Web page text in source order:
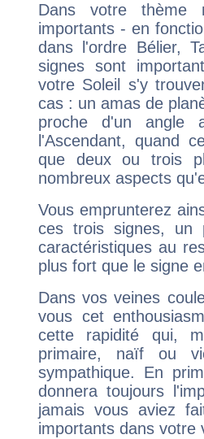
Dans votre thème
importants - en
dans l'ordre Bélier,
signes sont
votre Soleil s'y
cas : un amas de
proche d'un
l'Ascendant, quand
que deux ou trois
nombreux aspects
Vous emprunterez
ces trois signes, un
caractéristiques au
plus fort que le signe
Dans vos veines
vous cet
cette rapidité qui,
primaire, naïf ou
sympathique. En
donnera toujours
jamais vous aviez
importants dans votre